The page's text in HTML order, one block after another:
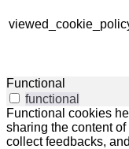
Functional
functional
Functional cookies
sharing the content
collect feedbacks,